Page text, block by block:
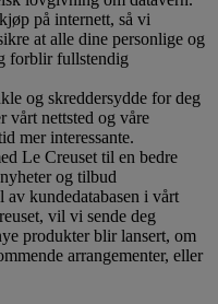
på internett, så vi
at alle dine personlige og
forblir fullstendig
og skreddersydde for deg
vårt nettsted og våre
mer interessante.
Le Creuset til en bedre
og tilbud
kundedatabasen i vårt
vil vi sende deg
produkter blir lansert, om
arrangementer, eller